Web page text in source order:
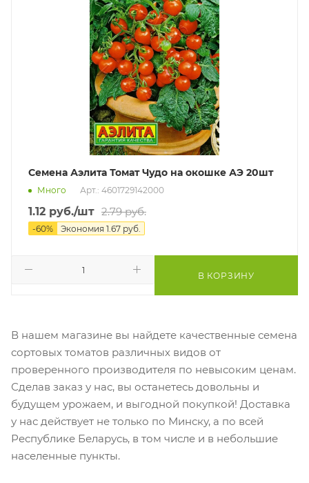
Семена Аэлита Томат Чудо на окошке АЭ 20шт
Много Арт.: 4601729142000
1.12 руб./шт 2.79руб.
-60% Экономия 1.67 руб.
В КОРЗИНУ
В нашем магазине вы найдете качественные семена
сортовых томатов различных видов от
проверенного производителя по невысоким ценам.
Сделав заказ у нас, вы останетесь довольны и
будущем урожаем, и выгодной покупкой! Доставка
у нас действует не только по Минску, а по всей
Республике Беларусь, в том числе и в небольшие
населенные пункты.